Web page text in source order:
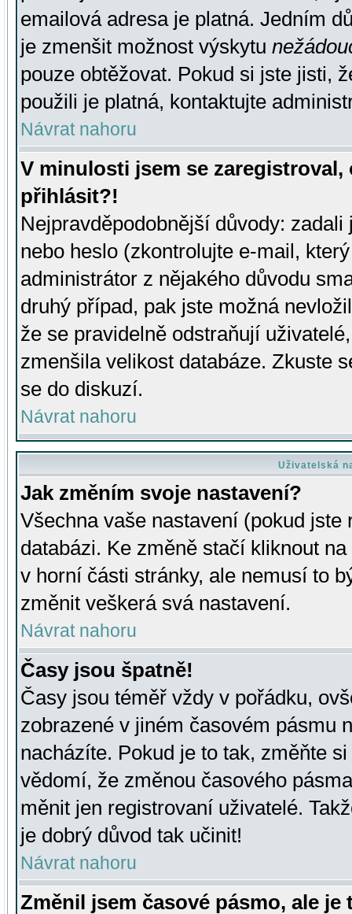
emailová adresa je platná. Jedním
je zmenšit možnost výskytu
pouze obtěžovat. Pokud si jste jisti,
použili je platná, kontaktujte
Návrat nahoru
V minulosti jsem se
přihlásit?!
Nejpravděpodobnější důvody:
nebo heslo (zkontrolujte e-mail,
administrátor z nějakého důvodu
druhý případ, pak jste možná
že se pravidelně odstraňují
zmenšila velikost databáze. Zkuste
se do diskuzí.
Návrat nahoru
Uživatelská
Jak změním svoje nastavení?
Všechna vaše nastavení (pokud
databázi. Ke změně stačí kliknout
v horní části stránky, ale nemusí to
změnit veškerá svá nastavení.
Návrat nahoru
Časy jsou špatně!
Časy jsou téměř vždy v pořádku,
zobrazené v jiném časovém pásmu
nacházíte. Pokud je to tak, změňte
vědomí, že změnou časového
měnit jen registrovaní uživatelé.
je dobrý důvod tak učinit!
Návrat nahoru
Změnil jsem časové pásmo, ale je